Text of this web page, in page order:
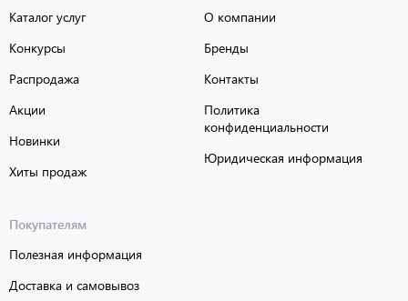
Каталог услуг
Конкурсы
Распродажа
Акции
Новинки
Хиты продаж
О компании
Бренды
Контакты
Политика
конфиденциальности
Юридическая информация
Покупателям
Полезная информация
Доставка и самовывоз